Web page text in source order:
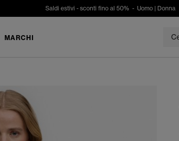
Saldi estivi - sconti fino al 50% - Uomo | Donna
MARCHI